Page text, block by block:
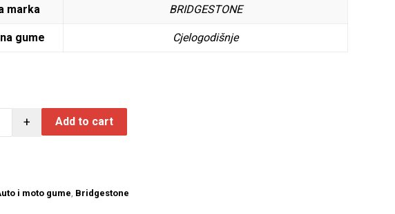
marka BRIDGESTONE
gume Cjelogodišnje
+ Add to cart
i moto gume Bridgestone